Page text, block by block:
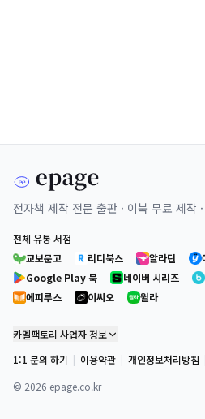
전자책 제작 전문 출판 · 이북 무료 제작
전체 유통 서점
교보문고
리디북스 알라딘
Google Play 북
네이버 시리즈
에피루스
이씨오 윌라
카멜팩토리 사업자 정보
1:1 문의 하기 | 이용약관 | 개인정보처리방침
© 2026 epage.co.kr